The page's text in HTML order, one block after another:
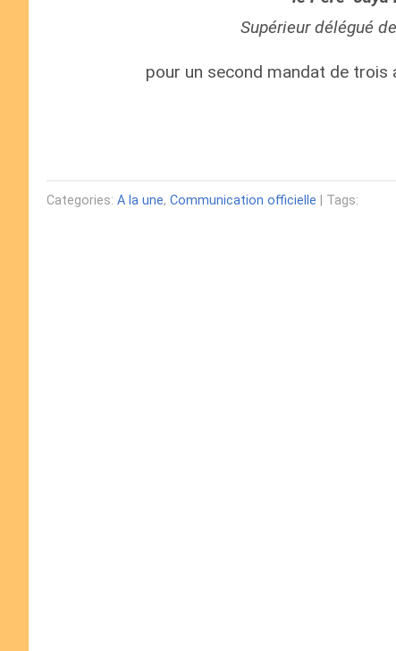
Supérieur délégué de
pour un second mandat de trois
Categories: A la une, Communication officielle | Tags: